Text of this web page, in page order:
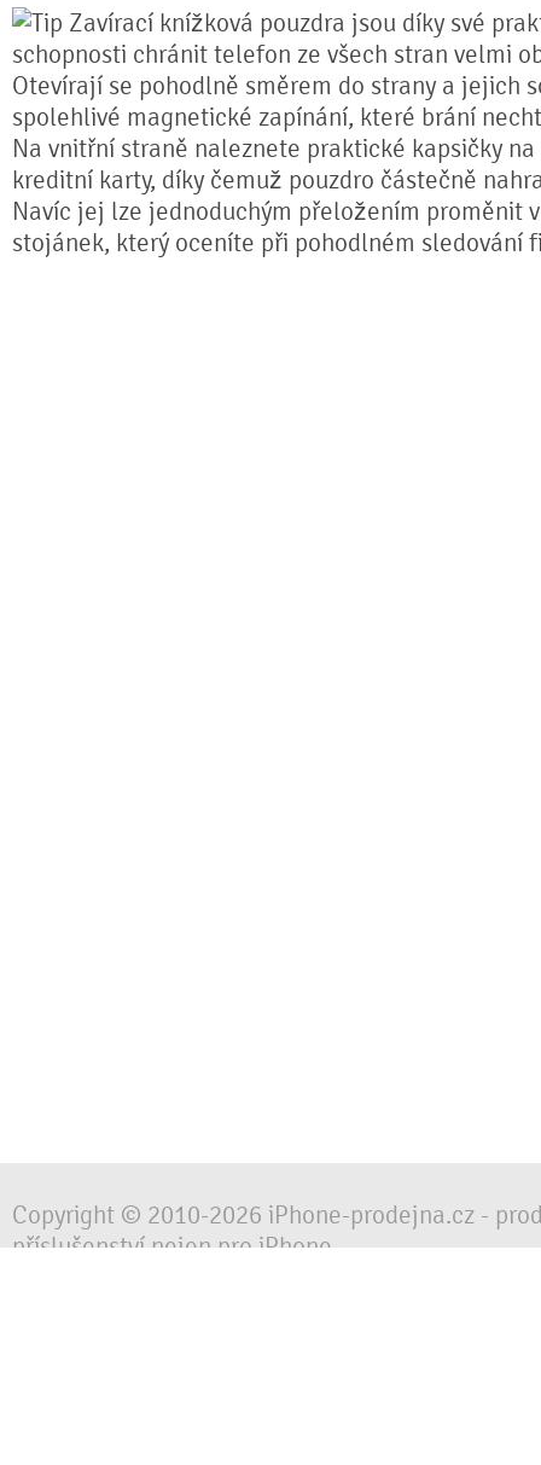
Zavírací knížková pouzdra jsou díky své
schopnosti chránit telefon ze všech stran velmi
Otevírají se pohodlně směrem do strany a jejich
spolehlivé magnetické zapínání, které brání
Na vnitřní straně naleznete praktické kapsičky na
kreditní karty, díky čemuž pouzdro částečně
Navíc jej lze jednoduchým přeložením proměnit
stojánek, který oceníte při pohodlném sledování
Copyright © 2010-2026 iPhone-prodejna.cz -
příslušenství nejen pro iPhone